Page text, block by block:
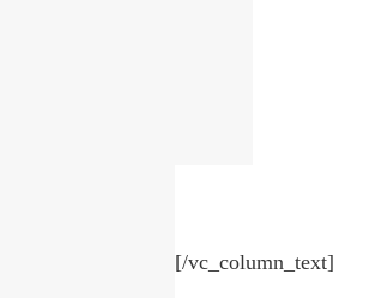
[/vc_column_text]